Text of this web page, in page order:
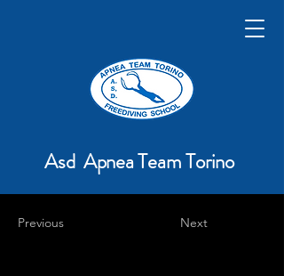
Asd Apnea Team Torino
Previous Next